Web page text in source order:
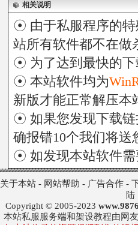
相关说明
☉ 由于私服程序的特
站所有软件都不在做
☉ 为了达到最快的
☉ 本站软件均为
新版才能正常解压本
☉ 如果您发现下载链
确报错10个我们将送
☉ 如发现本站软件
关于本站- 网站帮助 - 广告合作-
陆
Copyright © 2005-2023
本站私服服务端和架设教程由网